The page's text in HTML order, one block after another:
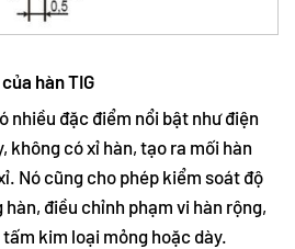
hàn TIG
nhiều đặc điểm nổi bật như điện
không có xỉ hàn, tạo ra mối hàn
Nó cũng cho phép kiểm soát độ
hàn, điều chỉnh phạm vi hàn rộng,
kim loại mỏng hoặc dày.